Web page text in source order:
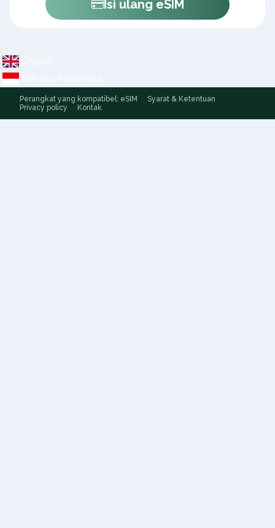
Isi ulang eSIM
Perangkat yang kompatibel: eSIM
Syarat & Ketentuan
Privacy policy
Kontak